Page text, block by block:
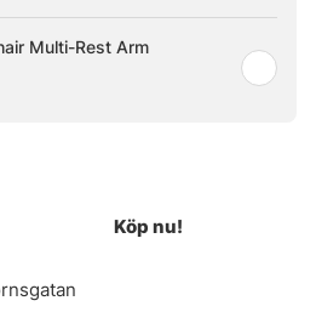
Multi-Rest Arm
Köp nu!